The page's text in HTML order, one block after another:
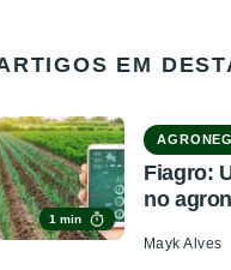
EM
1 min
Fiagro:
no
Mayk Alves